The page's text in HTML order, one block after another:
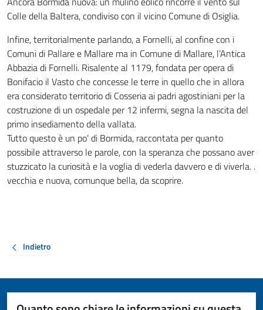
Colle della Baltera, condiviso con il vicino Comune di Osiglia.
Infine, territorialmente parlando, a Fornelli, al confine con i
Comuni di Pallare e Mallare ma in Comune di Mallare, l’Antica
Abbazia di Fornelli. Risalente al 1179, fondata per opera di
Bonifacio il Vasto che concesse le terre in quello che in allora
era considerato territorio di Cosseria ai padri agostiniani per la
costruzione di un ospedale per 12 infermi, segna la nascita del
primo insediamento della vallata.
Tutto questo è un po’ di Bormida, raccontata per quanto
possibile attraverso le parole, con la speranza che possano aver
stuzzicato la curiosità e la voglia di vederla davvero e di viverla. .
vecchia e nuova, comunque bella, da scoprire.
Indietro